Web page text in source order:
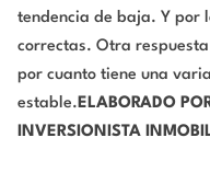
tendencia de baja. Y por
correctas. Otra
por cuanto tiene una
estable.ELABORADO
INVERSIONISTA